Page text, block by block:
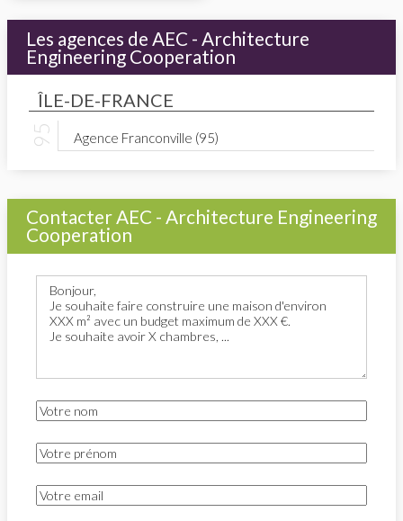
Les agences de AEC - Architecture
Engineering Cooperation
ÎLE-DE-FRANCE
Agence Franconville (95)
Contacter AEC - Architecture Engineering
Cooperation